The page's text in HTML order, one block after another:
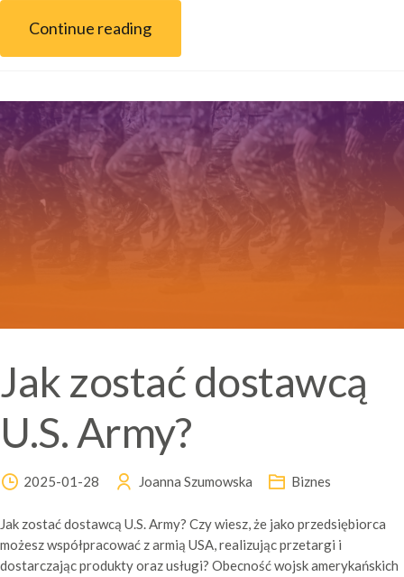
Continue reading
Jak zostać dostawcą
U.S. Army?
2025-01-28 Joanna Szumowska Biznes
Jak zostać dostawcą U.S. Army? Czy wiesz, że jako przedsiębiorca
możesz współpracować z armią USA, realizując przetargi i
dostarczając produkty oraz usługi? Obecność wojsk amerykańskich